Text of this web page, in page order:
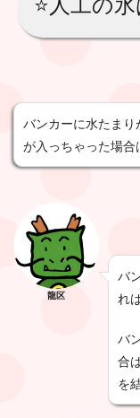
バンカーに水たま
が入っちゃった場合
龍区
バ
れ
バ
合
を